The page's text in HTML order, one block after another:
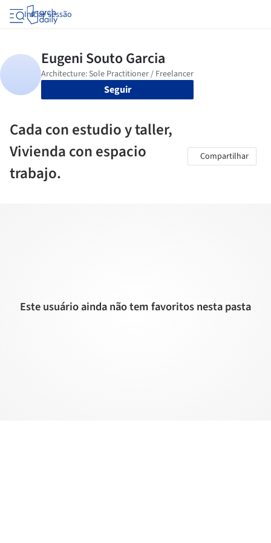
Iniciar sessão
Seguir
Cada con estudio y taller,
Vivienda con espacio
trabajo.
Compartilhar
Este usuário ainda não tem favoritos nesta pasta